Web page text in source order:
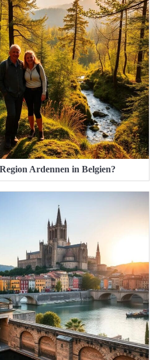
Ardennen in Belgien?